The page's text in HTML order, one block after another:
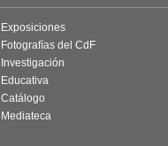
Exposiciones
Fotografías del CdF
Investigación
Educativa
Catálogo
Mediateca